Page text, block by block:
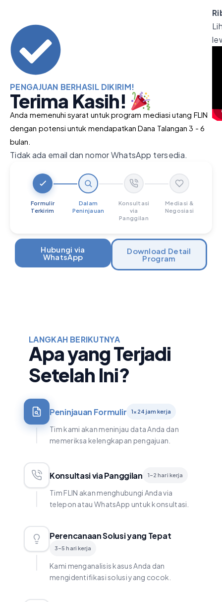
PENGAJUAN BERHASIL DIKIRIM!
Terima Kasih!
Anda memenuhi syarat untuk program mediasi utang FLIN
dengan potensi untuk mendapatkan Dana Talangan 3 - 6
bulan.
Tidak ada email dan nomor WhatsApp tersedia.
Step 1 of 4: Form Submitted — Completed
Formulir
Terkirim
Step 2 of 4: Under Review — In
Dalam
Peninjauan
Step 3 of 4:
Konsultasi
via
Panggilan
Step 4 of
Mediasi &
Negosiasi
Hubungi via
WhatsApp
Download Detail
Program
LANGKAH BERIKUTNYA
Apa yang Terjadi
Setelah Ini?
Peninjauan Formulir 1×24 jam kerja
Tim kami akan meninjau data Anda dan
memeriksa kelengkapan pengajuan.
Konsultasi via Panggilan 1–2 hari kerja
Tim FLIN akan menghubungi Anda via
telepon atau WhatsApp untuk konsultasi.
Perencanaan Solusi yang Tepat
3–5 hari kerja
Kami menganalisis kasus Anda dan
mengidentifikasi solusi yang cocok.